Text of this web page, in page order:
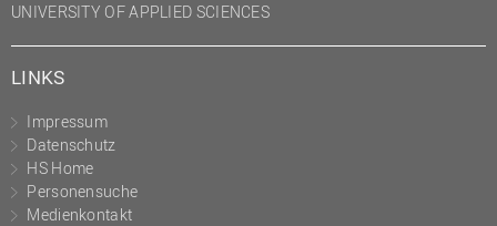
UNIVERSITY OF APPLIED SCIENCES
LINKS
Impressum
Datenschutz
HS Home
Personensuche
Medienkontakt